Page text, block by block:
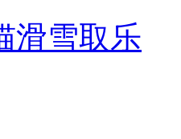
滑雪取乐